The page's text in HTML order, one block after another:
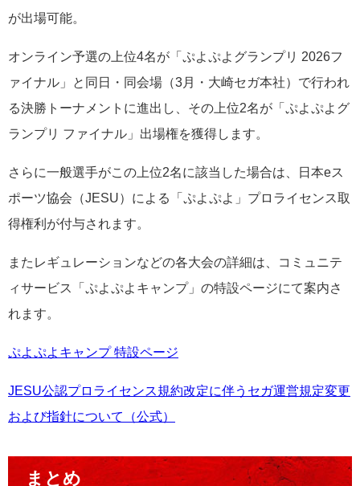
が出場可能。
オンライン予選の上位4名が「ぷよぷよグランプリ 2026フ
ァイナル」と同日・同会場（3月・大崎セガ本社）で行われ
る決勝トーナメントに進出し、その上位2名が「ぷよぷよグ
ランプリ ファイナル」出場権を獲得します。
さらに一般選手がこの上位2名に該当した場合は、日本eス
ポーツ協会（JESU）による「ぷよぷよ」プロライセンス取
得権利が付与されます。
またレギュレーションなどの各大会の詳細は、コミュニテ
ィサービス「ぷよぷよキャンプ」の特設ページにて案内さ
れます。
ぷよぷよキャンプ 特設ページ
JESU公認プロライセンス規約改定に伴うセガ運営規定変更
および指針について（公式）
まとめ